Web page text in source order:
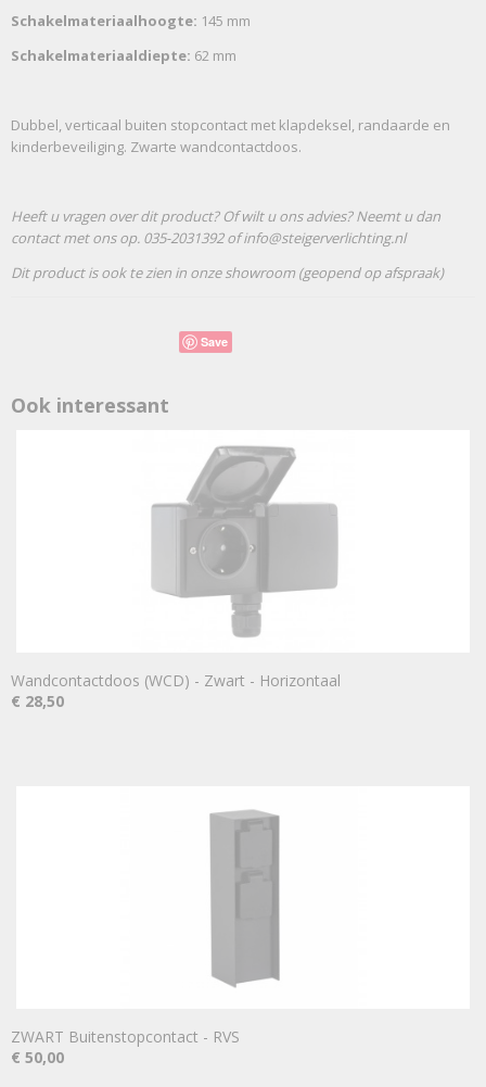
Schakelmateriaalhoogte: 145 mm
Schakelmateriaaldiepte: 62 mm
Dubbel, verticaal buiten stopcontact met klapdeksel, randaarde en
kinderbeveiliging. Zwarte wandcontactdoos.
Heeft u vragen over dit product? Of wilt u ons advies? Neemt u dan
contact met ons op. 035-2031392 of info@steigerverlichting.nl
Dit product is ook te zien in onze showroom (geopend op afspraak)
Save
Ook interessant
Wandcontactdoos (WCD) - Zwart - Horizontaal
€ 28,50
ZWART Buitenstopcontact - RVS
€ 50,00